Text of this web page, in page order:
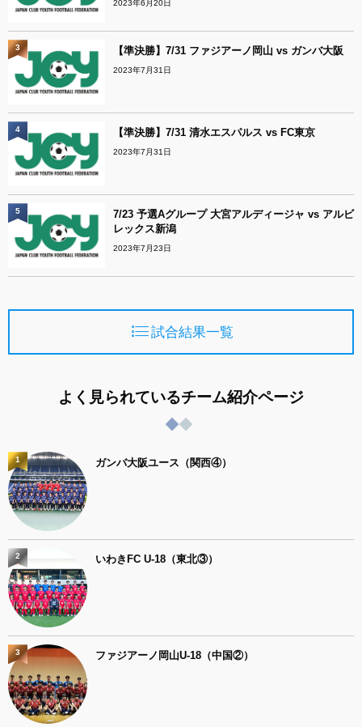
2023年6月20日
【準決勝】7/31 ファジアーノ岡山 vs ガンバ大阪
2023年7月31日
3
【準決勝】7/31 清水エスパルス vs FC東京
2023年7月31日
4
7/23 予選Aグループ 大宮アルディージャ vs アルビ
レックス新潟
2023年7月23日
5
試合結果一覧
よく見られているチーム紹介ページ
ガンバ大阪ユース（関西④）
1
いわきFC U-18（東北③）
2
ファジアーノ岡山U-18（中国②）
3